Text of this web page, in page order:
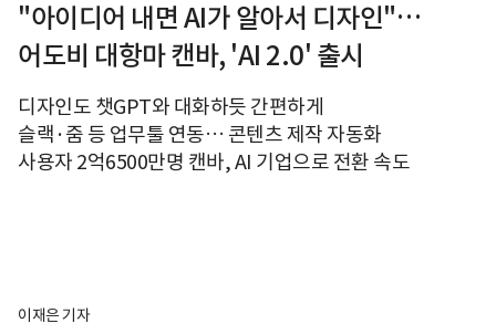
"아이디어 내면 AI가 알아서 디자인"…
어도비 대항마 캔바, 'AI 2.0' 출시
디자인도 챗GPT와 대화하듯 간편하게
슬랙·줌 등 업무툴 연동… 콘텐츠 제작 자동화
사용자 2억6500만명 캔바, AI 기업으로 전환 속도
이재은 기자